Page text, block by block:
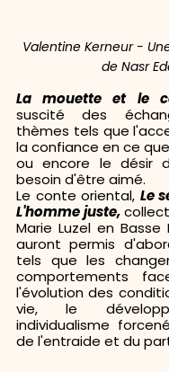
Valentine Kerneur -
de Nasr
La mouette et le
suscité des
thèmes tels que
la confiance en ce
ou encore le désir
besoin d'être aimé.
Le conte oriental, Le
L'homme juste,
Marie Luzel en Basse
auront permis
tels que les
comportements
l'évolution des
vie, le
individualisme
de l'entraide et du